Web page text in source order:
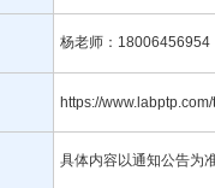
杨老师：18006456954
https://
具体内容以通知公告为